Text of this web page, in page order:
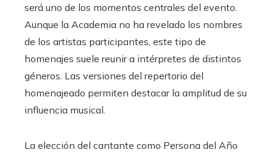
será uno de los momentos centrales del evento.
Aunque la Academia no ha revelado los nombres
de los artistas participantes, este tipo de
homenajes suele reunir a intérpretes de distintos
géneros. Las versiones del repertorio del
homenajeado permiten destacar la amplitud de su
influencia musical.
La elección del cantante como Persona del Año